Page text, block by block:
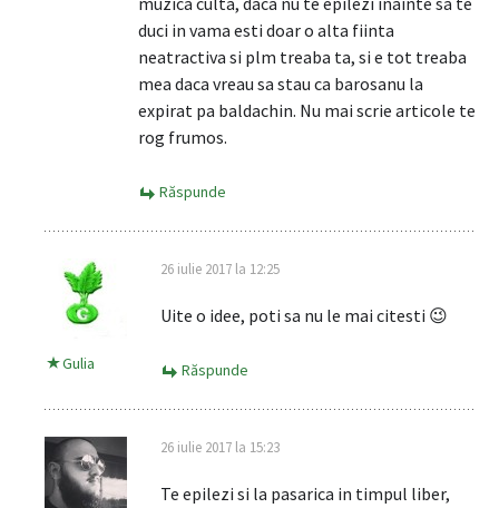
duci in vama esti doar o alta fiinta
neatractiva si plm treaba ta, si e tot treaba
mea daca vreau sa stau ca barosanu la
expirat pa baldachin. Nu mai scrie articole te
rog frumos.
Răspunde
Gulia
26 iulie 2017 la 12:25
Uite o idee, poti sa nu le mai citesti 😉
Răspunde
26 iulie 2017 la 15:23
Te epilezi si la pasarica in timpul liber,